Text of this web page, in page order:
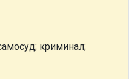
криминал;